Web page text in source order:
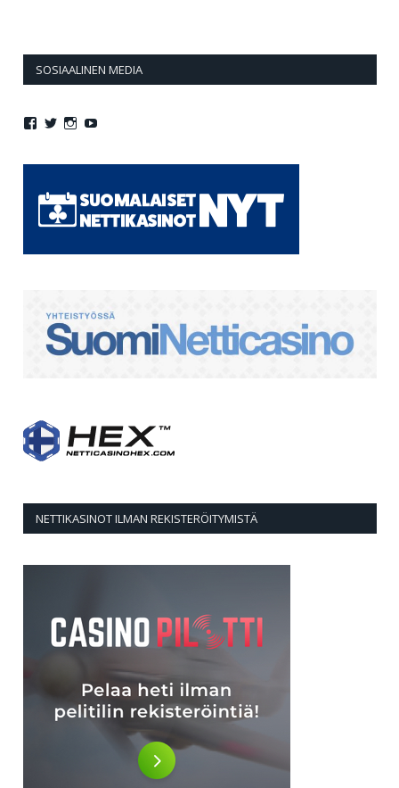
SOSIAALINEN MEDIA
Näytä
Facebook
Näytä
Twitter
Näytä
Instagram
Näytä
YouTube
NETTIKASINOT ILMAN REKISTERÖITYMISTÄ